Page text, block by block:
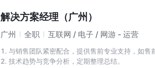
解决方案经理（广州）
广州 全职 互联网 / 电子 / 网游 - 运营
1. 与销售团队紧密配合，提供售前专业支持，如售
2. 技术趋势与竞争分析，定期整理总结。